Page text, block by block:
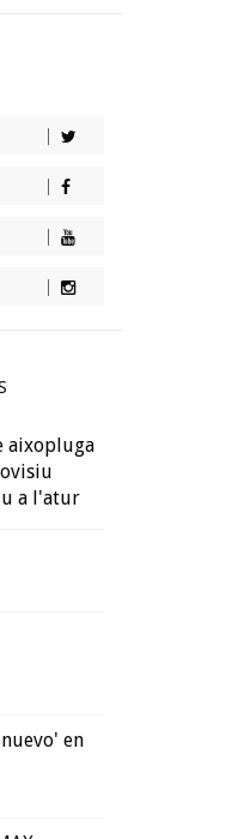
aixopluga
a l'atur
en